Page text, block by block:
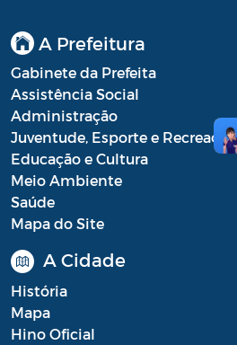
A Prefeitura
Gabinete da Prefeita
Assistência Social
Administração
Juventude, Esporte e Recreação
Educação e Cultura
Meio Ambiente
Saúde
Mapa do Site
A Cidade
História
Mapa
Hino Oficial